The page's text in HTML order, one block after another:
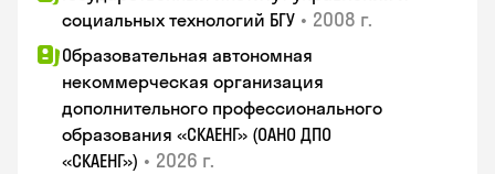
социальных технологий БГУ • 2008 г.
Образовательная автономная
некоммерческая организация
дополнительного профессионального
образования «СКАЕНГ» (ОАНО ДПО
«СКАЕНГ») • 2026 г.